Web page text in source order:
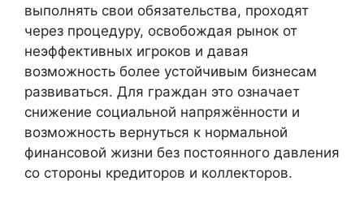
выполнять свои обязательства, проходят
через процедуру, освобождая рынок от
неэффективных игроков и давая
возможность более устойчивым бизнесам
развиваться. Для граждан это означает
снижение социальной напряжённости и
возможность вернуться к нормальной
финансовой жизни без постоянного давления
со стороны кредиторов и коллекторов.